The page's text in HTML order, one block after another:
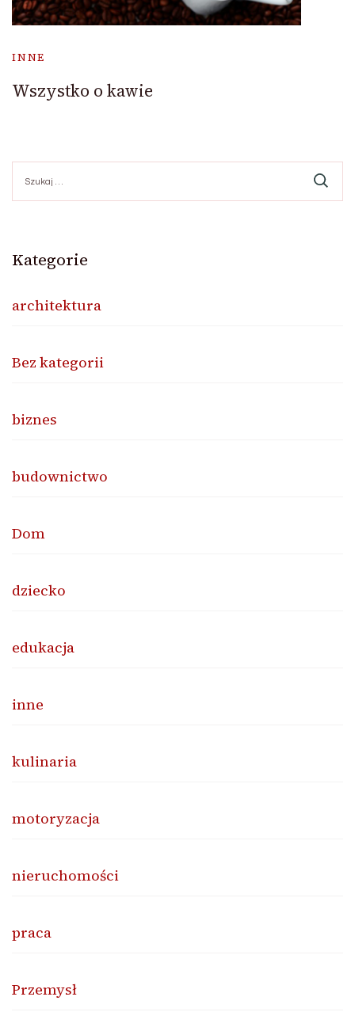
INNE
Wszystko o kawie
Kategorie
architektura
Bez kategorii
biznes
budownictwo
Dom
dziecko
edukacja
inne
kulinaria
motoryzacja
nieruchomości
praca
Przemysł